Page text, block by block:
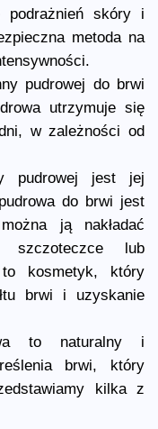
podrażnień skóry i
metoda na
pudrowej do brwi
utrzymuje się
w zależności od
pudrowej jest jej
do brwi jest
ją nakładać
szczoteczce lub
kosmetyk, który
brwi i uzyskanie
to naturalny i
brwi, który
kilka z